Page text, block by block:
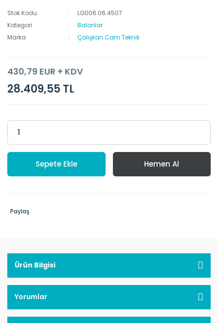
Stok Kodu
LG006.06.4507
Kategori
Balonlar
Marka
Çalışkan Cam Teknik
430,79 EUR + KDV
28.409,55 TL
Sepete Ekle Hemen Al
Paylaş
Ürün Bilgisi
Yorumlar